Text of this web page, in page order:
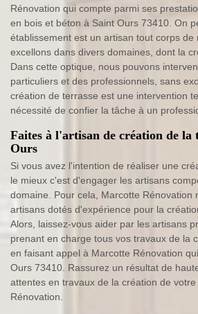
Rénovation qui compte parmi ses
en bois et béton à Saint Ours 73410. On
établissement est un artisan tout corps de
excellons dans divers domaines, dont la
Dans cette optique, nous pouvons
particuliers et des professionnels, sans
création de terrasse est une intervention
nécessité de confier la tâche à un
Faites à l'artisan de création de la
Ours
Si vous avez l'intention de réaliser une
le mieux c'est d'engager les artisans
domaine. Pour cela, Marcotte
artisans dotés d'expérience pour la
Alors, laissez-vous aider par les artisans
prenant en charge tous vos travaux de la
en faisant appel à Marcotte Rénovation
Ours 73410. Rassurez un résultat de
attentes en travaux de la création de
Rénovation.